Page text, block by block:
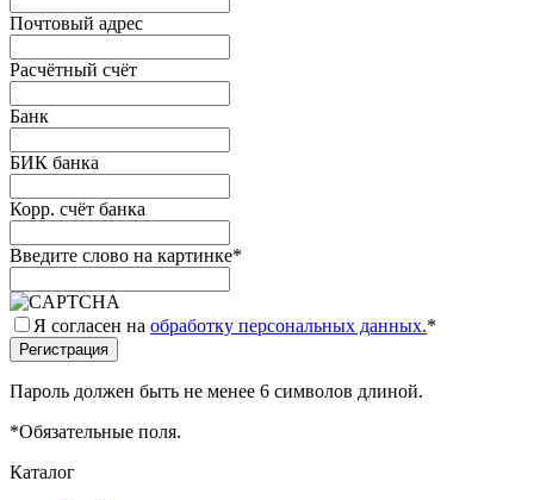
Почтовый адрес
Расчётный счёт
Банк
БИК банка
Корр. счёт банка
Введите слово на картинке*
Я согласен на обработку персональных данных.*
Пароль должен быть не менее 6 символов длиной.
*Обязательные поля.
Каталог